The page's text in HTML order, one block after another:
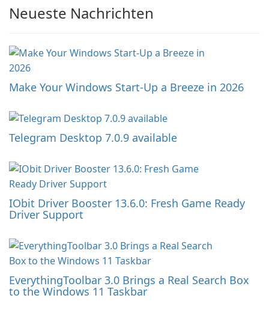
Neueste Nachrichten
Make Your Windows Start-Up a Breeze in 2026
Telegram Desktop 7.0.9 available
IObit Driver Booster 13.6.0: Fresh Game Ready
Driver Support
EverythingToolbar 3.0 Brings a Real Search Box
to the Windows 11 Taskbar